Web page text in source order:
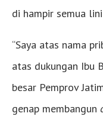
di hampir semua
“Saya atas nama
atas dukungan Ibu
besar Pemprov
genap membangun